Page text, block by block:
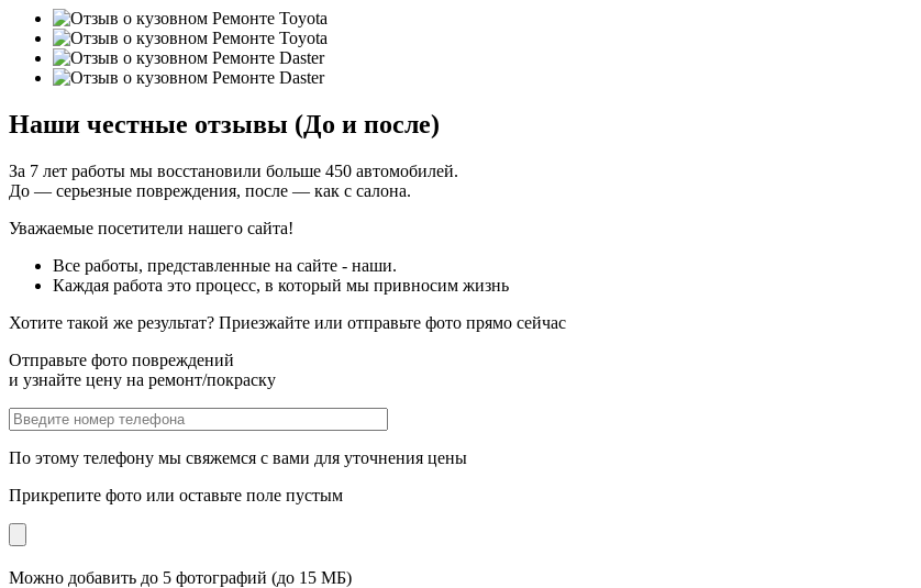
Наши честные отзывы (До и после)
За 7 лет работы мы восстановили больше 450 автомобилей.
До — серьезные повреждения, после — как с салона.
Уважаемые посетители нашего сайта!
Все работы, представленные на сайте - наши.
Каждая работа это процесс, в который мы привносим жизнь
Хотите такой же результат? Приезжайте или отправьте фото прямо сейчас
Отправьте фото повреждений
и узнайте цену на ремонт/покраску
По этому телефону мы свяжемся с вами для уточнения цены
Прикрепите фото или оставьте поле пустым
Можно добавить до 5 фотографий (до 15 МБ)